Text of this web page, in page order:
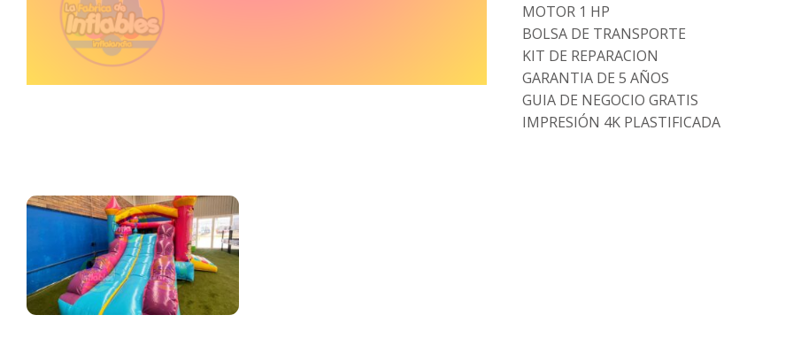
MOTOR 1 HP
BOLSA DE TRANSPORTE
KIT DE REPARACION
GARANTIA DE 5 AÑOS
GUIA DE NEGOCIO GRATIS
IMPRESIÓN 4K PLASTIFICADA